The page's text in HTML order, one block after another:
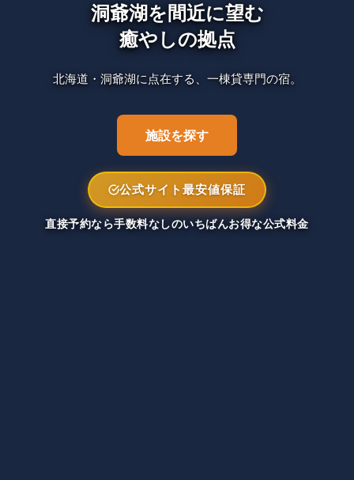
洞爺湖を間近に望む
癒やしの拠点
北海道・洞爺湖に点在する、一棟貸専門の宿。
施設を探す
公式サイト最安値保証
直接予約なら手数料なしのいちばんお得な公式料金